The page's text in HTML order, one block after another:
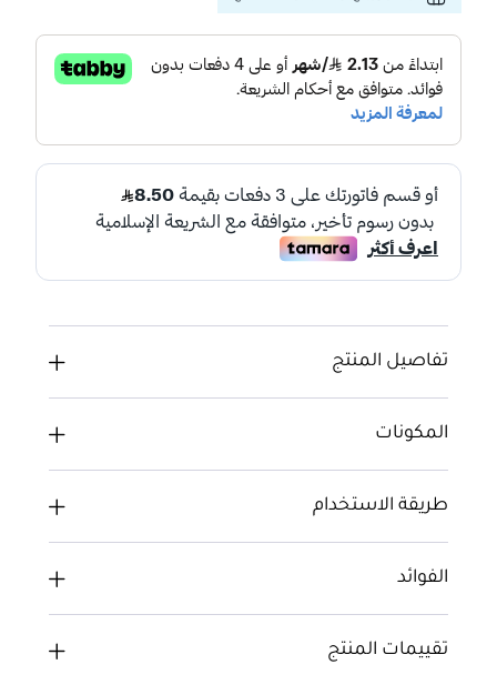
تفاصيل المنتج
المكونات
طريقة الاستخدام
الفوائد
تقييمات المنتج